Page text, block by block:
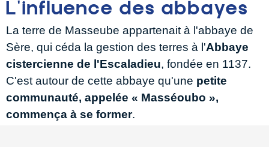
L'influence des abbayes
La terre de Masseube appartenait à l'abbaye de
Sère, qui céda la gestion des terres à l'Abbaye
cistercienne de l'Escaladieu, fondée en 1137.
C'est autour de cette abbaye qu'une petite
communauté, appelée « Masséoubo »,
commença à se former.